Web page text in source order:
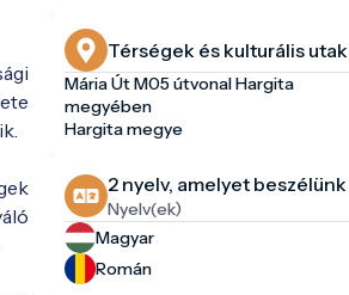
Térségek és kulturális utak
Mária Út M05 útvonal Hargita
megyében
Hargita megye
2 nyelv, amelyet beszélünk
Nyelv(ek)
Magyar
Román